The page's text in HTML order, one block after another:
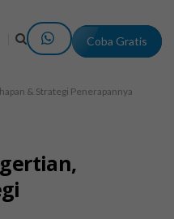
Coba Gratis
& Strategi Penerapannya